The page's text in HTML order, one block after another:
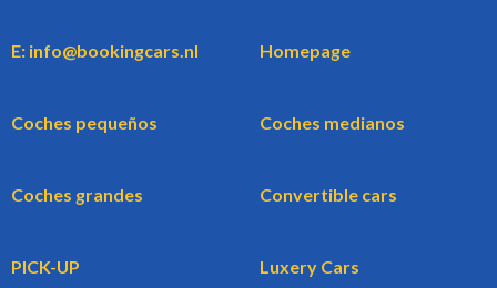
E: info@bookingcars.nl Homepage
Coches pequeños Coches medianos
Coches grandes Convertible cars
PICK-UP Luxery Cars